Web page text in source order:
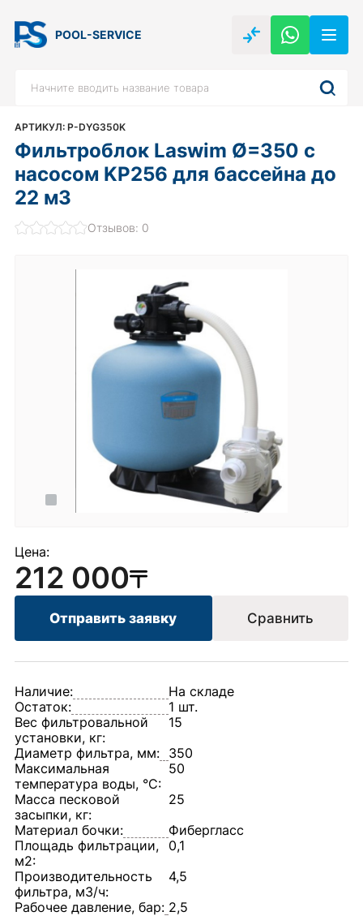
POOL-SERVICE
АРТИКУЛ: P-DYG350K
Фильтроблок Laswim Ø=350 с
насосом KP256 для бассейна до
22 м3
Отзывов: 0
Цена:
212 000
Отправить заявку Сравнить
Наличие:
На складе
Остаток:
1 шт.
Вес фильтровальной
установки, кг:
15
Диаметр фильтра, мм: 350
Максимальная
температура воды, °C:
50
Масса песковой
засыпки, кг:
25
Материал бочки:
Фибергласс
Площадь фильтрации,
м2:
0,1
Производительность
фильтра, м3/ч:
4,5
Рабочее давление, бар: 2,5